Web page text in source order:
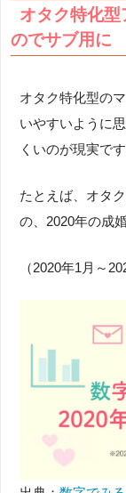
オタク特化
のでサブ用に
オタク特化型の
いやすいように
くいのが現実です
たとえば、オタ
の、2020年の成
（2020年1月～